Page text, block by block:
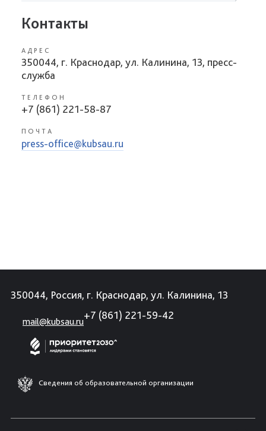
Контакты
АДРЕС
350044, г. Краснодар, ул. Калинина, 13, пресс-
служба
ТЕЛЕФОН
+7 (861) 221-58-87
ПОЧТА
press-office@kubsau.ru
350044, Россия, г. Краснодар, ул. Калинина, 13
mail@kubsau.ru
+7 (861) 221-59-42
Сведения об образовательной организации